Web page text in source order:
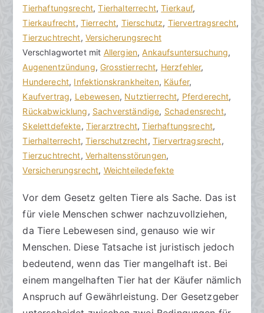
k
R
e
c
h
t
s
a
n
w
ä
l
e
v
e
r
ö
f
f
e
n
t
l
i
c
t
a
m
7
.
i
Tierhaftungsrecht,Tierhalterrecht,Tierkauf,
Tierkaufrecht, Tierrecht, Tierschutz, Tiervertragsrecht,
Tierzuchtrecht, Versicherungsrecht
Verschlagwortet mit Allergien, Ankaufsuntersuchung,
Augenentzündung, Grosstierrecht, Herzfehler,
Hunderecht, Infektionskrankheiten, Käufer,
Kaufvertrag, Lebewesen, Nutztierrecht, Pferderecht,
Rückabwicklung, Sachverständige, Schadensrecht,
Skelettdefekte, Tierarztrecht,Tierhaftungsrecht,
Tierhalterrecht,Tierschutzrecht, Tiervertragsrecht,
Tierzuchtrecht, Verhaltensstörungen,
Versicherungsrecht, Weichteiledefekte
m
m
e
n
t
a
r
e
zu
Ein
Tier
mit
Vor dem Gesetz gelten Tiere als Sache. Das ist
für viele Menschen schwer nachzuvollziehen,
da Tiere Lebewesen sind, genauso wie wir
Menschen. Diese Tatsache ist juristisch jedoch
bedeutend, wenn das Tier mangelhaft ist. Bei
einem mangelhaften Tier hat der Käufer nämlich
Anspruch auf Gewährleistung. Der Gesetzgeber